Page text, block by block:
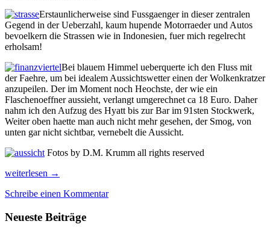
Erstaunlicherweise sind Fussgaenger in dieser zentralen
Gegend in der Ueberzahl, kaum hupende Motorraeder und Autos
bevoelkern die Strassen wie in Indonesien, fuer mich regelrecht
erholsam!
Bei blauem Himmel ueberquerte ich den Fluss mit
der Faehre, um bei idealem Aussichtswetter einen der Wolkenkratzer
anzupeilen. Der im Moment noch Heochste, der wie ein
Flaschenoeffner aussieht, verlangt umgerechnet ca 18 Euro. Daher
nahm ich den Aufzug des Hyatt bis zur Bar im 91sten Stockwerk,
Weiter oben haette man auch nicht mehr gesehen, der Smog, von
unten gar nicht sichtbar, vernebelt die Aussicht.
Fotos by D.M. Krumm all rights reserved
Von
Vulkanen
Bali
weiterlesen →
Schreibe einen Kommentar
Neueste Beiträge